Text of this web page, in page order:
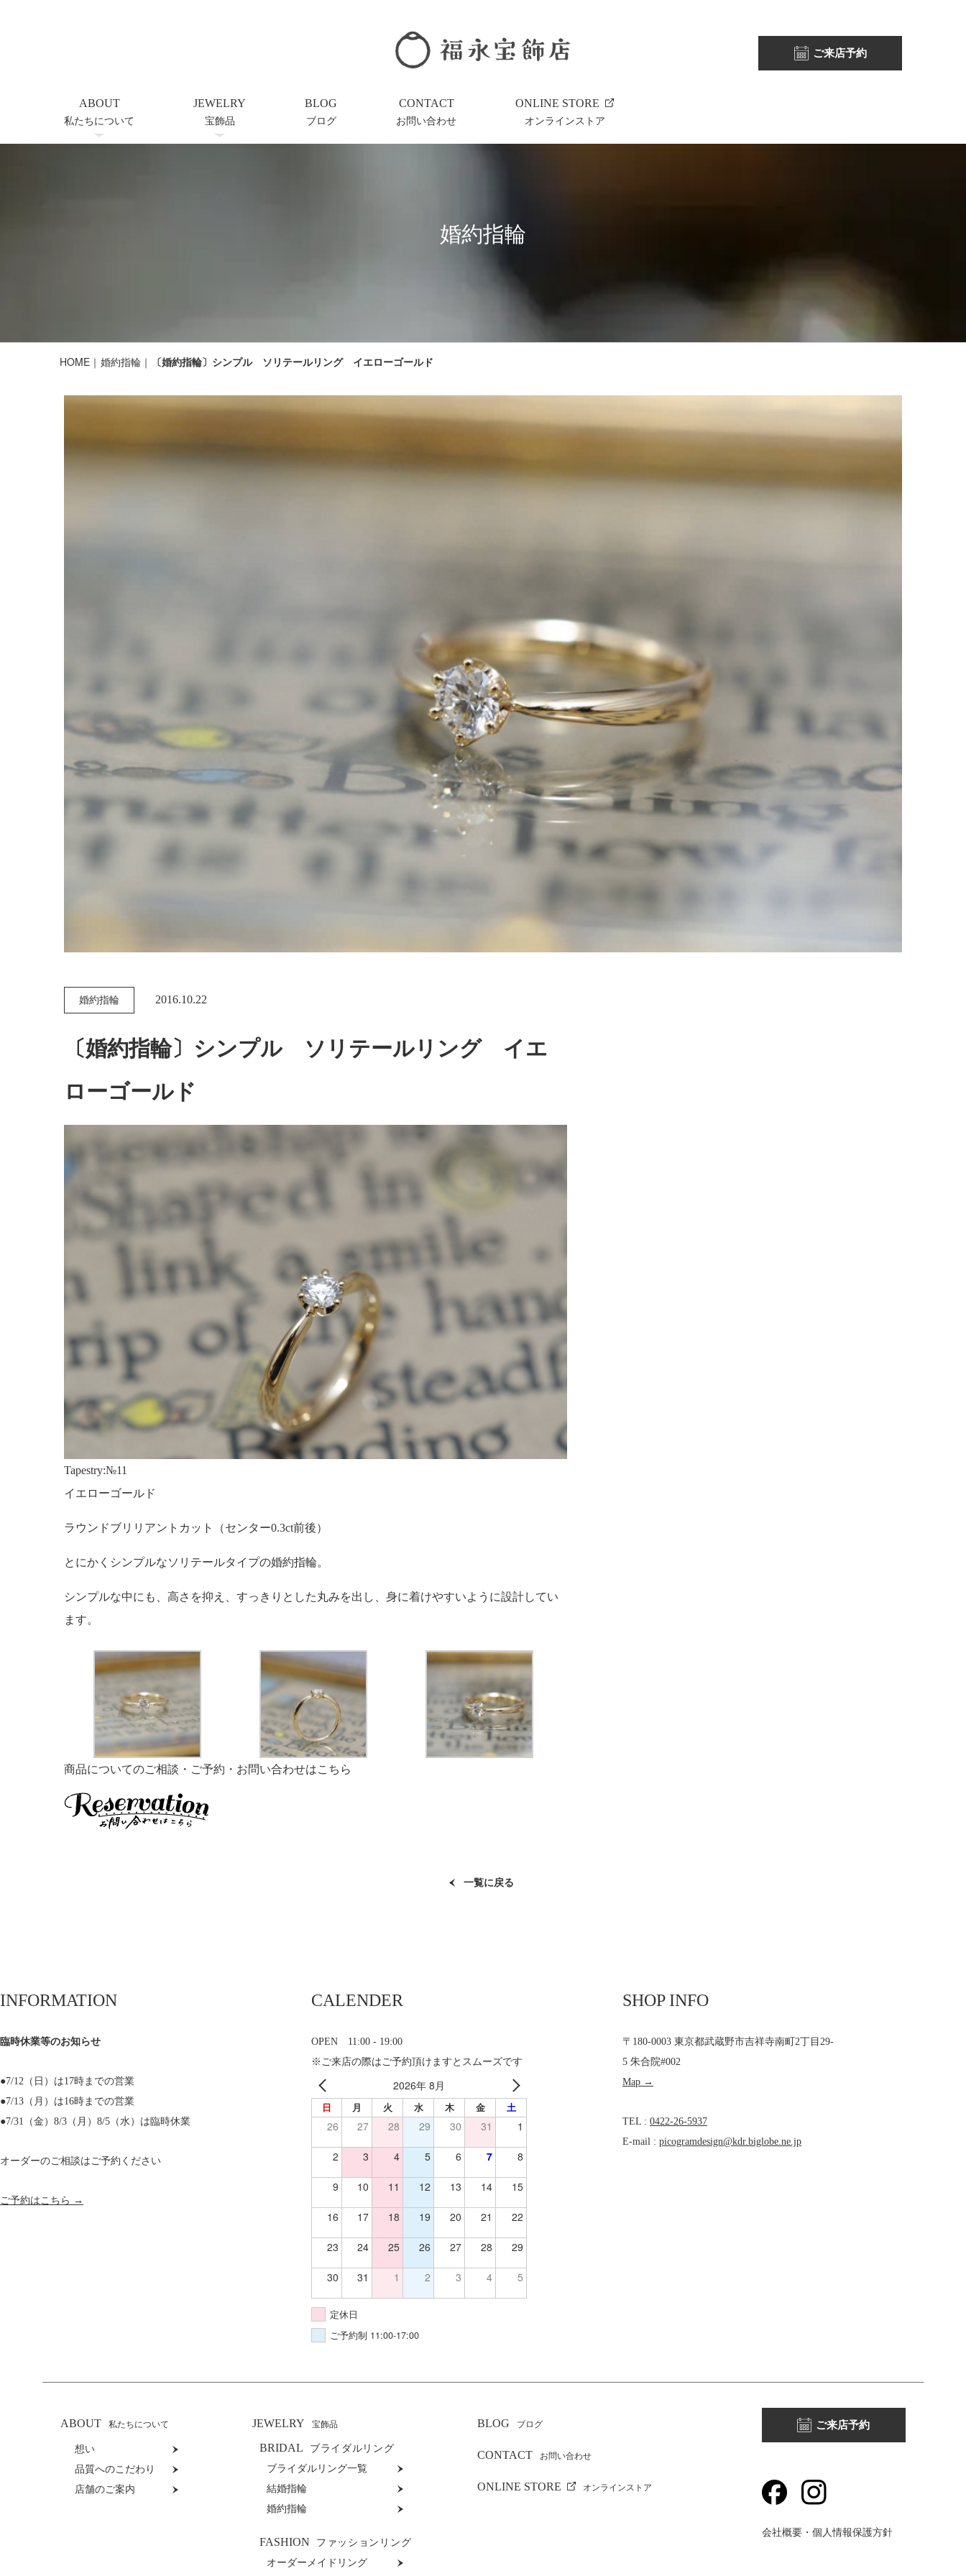
ABOUT
私たちについて
JEWELRY
宝飾品
BLOG
ブログ
CONTACT
お問い合わせ
ONLINE STORE
オンラインストア
ご来店予約
婚約指輪
HOME 婚約指輪 〔婚約指輪〕シンプル ソリテールリング イエローゴールド
婚約指輪 2016.10.22
〔婚約指輪〕シンプル ソリテールリング イエ
ローゴールド
Tapestry:№11
イエローゴールド
ラウンドブリリアントカット（センター0.3ct前後）
とにかくシンプルなソリテールタイプの婚約指輪。
シンプルな中にも、高さを抑え、すっきりとした丸みを出し、身に着けやすいように設計してい
ます。
商品についてのご相談・ご予約・お問い合わせはこちら
一覧に戻る
INFORMATION
臨時休業等のお知らせ
●7/12（日）は17時までの営業
●7/13（月）は16時までの営業
●7/31（金）8/3（月）8/5（水）は臨時休業
オーダーのご相談はご予約ください
ご予約はこちら →
CALENDER
OPEN 11:00 - 19:00
※ご来店の際はご予約頂けますとスムーズです
2026年 8月
日 月 火 水 木 金 土
26 27 28 29 30 31 1
2 3 4 5 6 7 8
9 10 11 12 13 14 15
16 17 18 19 20 21 22
23 24 25 26 27 28 29
30 31 1 2 3 4 5
定休日
ご予約制 11:00-17:00
SHOP INFO
〒180-0003 東京都武蔵野市吉祥寺南町2丁目29-
5 朱合院#002
Map →
TEL : 0422-26-5937
E-mail : picogramdesign@kdr.biglobe.ne.jp
ABOUT 私たちについて
想い
品質へのこだわり
店舗のご案内
JEWELRY 宝飾品
BRIDAL
ブライダルリング
ブライダルリング一覧
結婚指輪
婚約指輪
FASHION
ファッションリング
オーダーメイドリング
BLOG ブログ
CONTACT お問い合わせ
ONLINE STORE オンラインストア
ご来店予約
会社概要・個人情報保護方針